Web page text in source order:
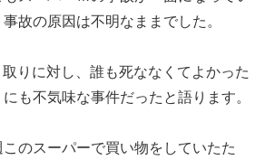
故の原因は不明なままでした。
りに対し、誰も死ななくてよかった
も不気味な事件だったと語ります。
のスーパーで買い物をしていたた